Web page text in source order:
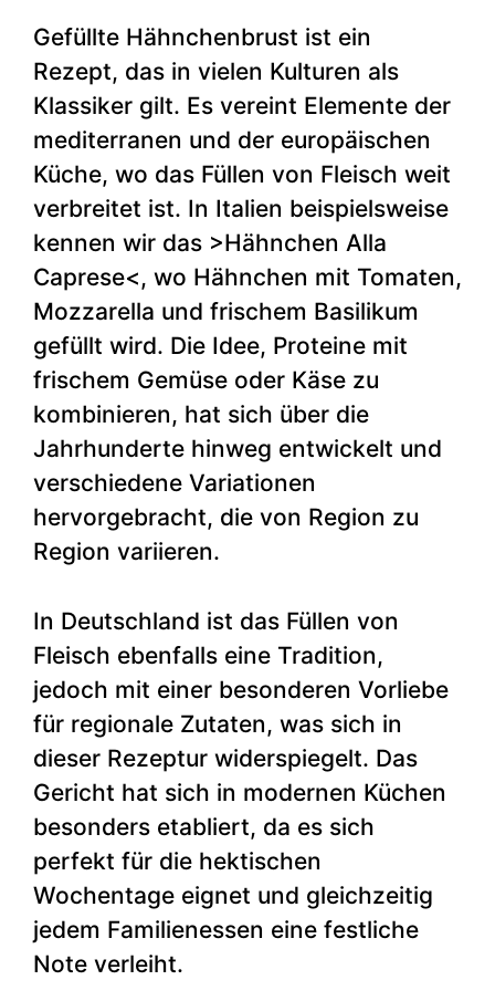
Gefüllte Hähnchenbrust ist ein
Rezept, das in vielen Kulturen als
Klassiker gilt. Es vereint Elemente der
mediterranen und der europäischen
Küche, wo das Füllen von Fleisch weit
verbreitet ist. In Italien beispielsweise
kennen wir das >Hähnchen Alla
Caprese<, wo Hähnchen mit Tomaten,
Mozzarella und frischem Basilikum
gefüllt wird. Die Idee, Proteine mit
frischem Gemüse oder Käse zu
kombinieren, hat sich über die
Jahrhunderte hinweg entwickelt und
verschiedene Variationen
hervorgebracht, die von Region zu
Region variieren.
In Deutschland ist das Füllen von
Fleisch ebenfalls eine Tradition,
jedoch mit einer besonderen Vorliebe
für regionale Zutaten, was sich in
dieser Rezeptur widerspiegelt. Das
Gericht hat sich in modernen Küchen
besonders etabliert, da es sich
perfekt für die hektischen
Wochentage eignet und gleichzeitig
jedem Familienessen eine festliche
Note verleiht.